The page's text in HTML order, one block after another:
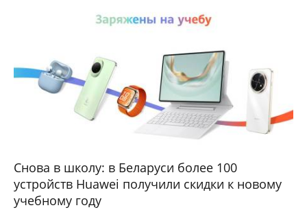
Снова в школу: в Беларуси более 100
устройств Huawei получили скидки к новому
учебному году